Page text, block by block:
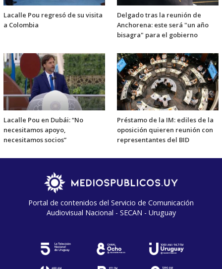
Lacalle Pou regresó de su visita
a Colombia
Delgado tras la reunión de
Anchorena: este será "un año
bisagra" para el gobierno
Lacalle Pou en Dubái: “No
necesitamos apoyo,
necesitamos socios”
Préstamo de la IM: ediles de la
oposición quieren reunión con
representantes del BID
Portal de contenidos del Servicio de Comunicación
Audiovisual Nacional - SECAN - Uruguay